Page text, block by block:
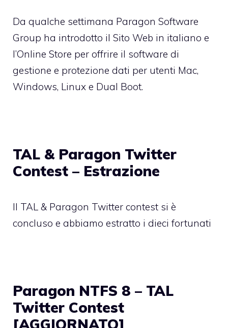
Da qualche settimana Paragon Software
Group ha introdotto il Sito Web in italiano e
l’Online Store per offrire il software di
gestione e protezione dati per utenti Mac,
Windows, Linux e Dual Boot.
TAL & Paragon Twitter
Contest – Estrazione
Il TAL & Paragon Twitter contest si è
concluso e abbiamo estratto i dieci fortunati
Paragon NTFS 8 – TAL
Twitter Contest
[AGGIORNATO]